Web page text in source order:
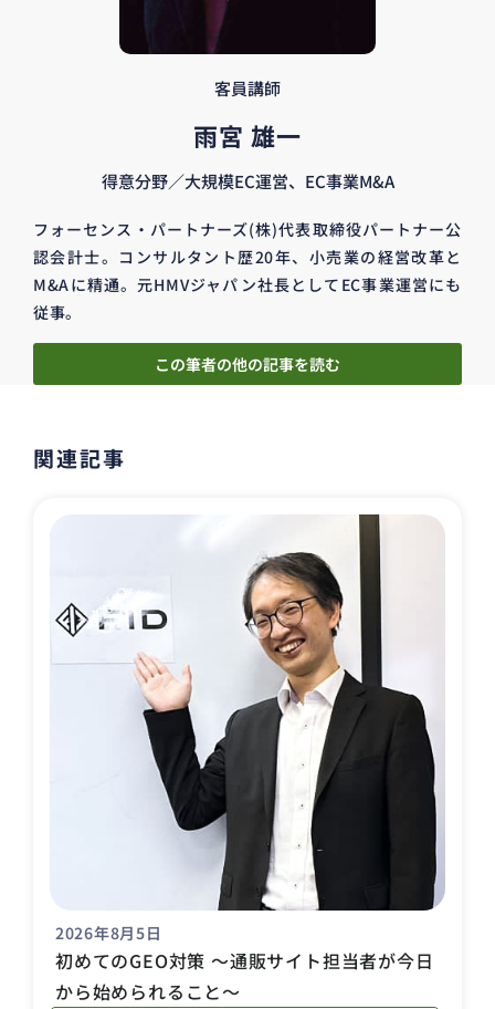
客員講師
雨宮 雄一
得意分野／大規模EC運営、EC事業M&A
フォーセンス・パートナーズ(株)代表取締役パートナー公
認会計士。コンサルタント歴20年、小売業の経営改革と
M&Aに精通。元HMVジャパン社長としてEC事業運営にも
従事。
この筆者の他の記事を読む
関連記事
2026年8月5日
初めてのGEO対策 〜通販サイト担当者が今日
から始められること〜